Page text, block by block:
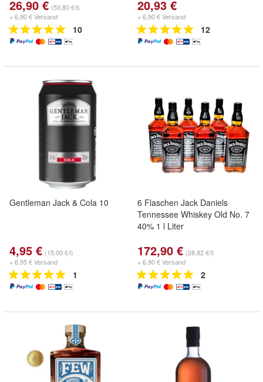
26,90 € (53,80 €/l)
+ 6,90 € Versand
10
20,93 €
+ 6,90 € Versand
12
Gentleman Jack & Cola 10
4,95 € (15,00 €/l)
+ 6,95 € Versand
1
6 Flaschen Jack Daniels
Tennessee Whiskey Old No. 7
40% 1 l Liter
172,90 € (28,82 €/l)
+ 6,90 € Versand
2